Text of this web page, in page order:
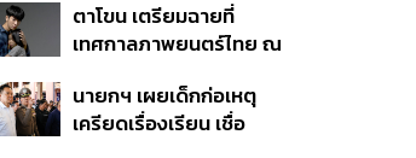
แรก หนุนรายได้ครึ่งปีทะลุ
3.2 แสนล้าน
ตาโขน เตรียมฉายที่
เทศกาลภาพยนตร์ไทย ณ
นายกฯ เผยเด็กก่อเหตุ
เครียดเรื่องเรียน เชื่อ